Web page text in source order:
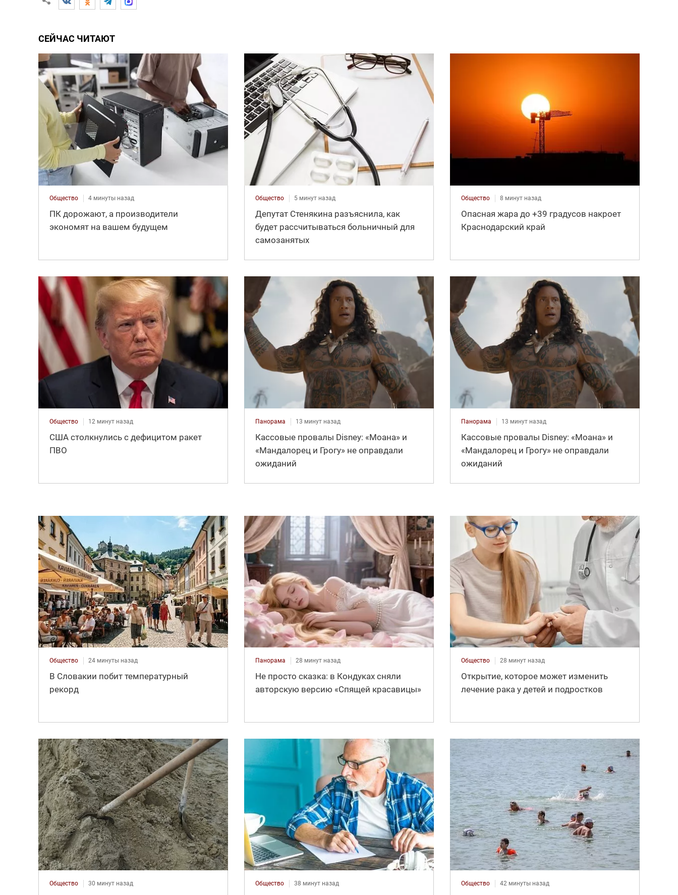
СЕЙЧАС ЧИТАЮТ
Общество 4 минуты назад
ПК дорожают, а производители
экономят на вашем будущем
Общество 5 минут назад
Депутат Стенякина разъяснила, как
будет рассчитываться больничный для
самозанятых
Общество 8 минут назад
Опасная жара до +39 градусов накроет
Краснодарский край
Общество 12 минут назад
США столкнулись с дефицитом ракет
ПВО
Панорама 13 минут назад
Кассовые провалы Disney: «Моана» и
«Мандалорец и Грогу» не оправдали
ожиданий
Панорама 13 минут назад
Кассовые провалы Disney: «Моана» и
«Мандалорец и Грогу» не оправдали
ожиданий
Общество 24 минуты назад
В Словакии побит температурный
рекорд
Панорама 28 минут назад
Не просто сказка: в Кондуках сняли
авторскую версию «Спящей красавицы»
Общество 28 минут назад
Открытие, которое может изменить
лечение рака у детей и подростков
Общество 30 минут назад Общество 38 минут назад Общество 42 минуты назад